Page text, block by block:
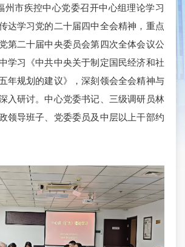
市疾控中心党委召开中心组理论学习
达学习党的二十届四中全会精神，重点
第二十届中央委员会第四次全体会议公
学习《中共中央关于制定国民经济和社
年规划的建议》，深刻领会全会精神与
入研讨。中心党委书记、三级调研员林
领导班子、党委委员及中层以上干部约